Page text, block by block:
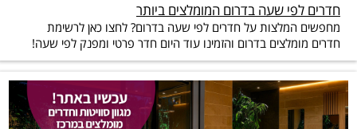
חדרים לפי שעה בדרום המומלצים ביותר
מחפשים המלצות על חדרים לפי שעה בדרום? לחצו כאן לרשימת
חדרים מומלצים בדרום והזמינו עוד היום חדר פרטי ומפנק לפי שעה!